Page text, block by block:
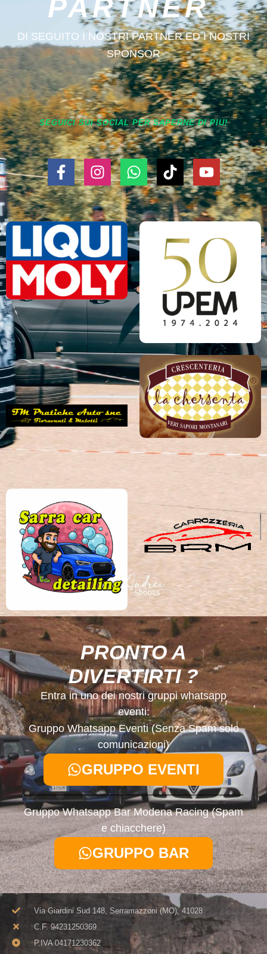
PARTNER
DI SEGUITO I NOSTRI PARTNER ED I NOSTRI
SPONSOR
SEGUICI SUI SOCIAL PER SAPERNE DI PIU!
PRONTO A
DIVERTIRTI ?
Entra in uno dei nostri gruppi whatsapp
eventi:
Gruppo Whatsapp Eventi (Senza Spam solo
comunicazioni)
GRUPPO EVENTI
Gruppo Whatsapp Bar Modena Racing (Spam
e chiacchere)
GRUPPO BAR
Via Giardini Sud 148, Serramazzoni (MO), 41028
C.F. 94231250369​
P.IVA 04171230362​